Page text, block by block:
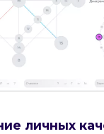
личных